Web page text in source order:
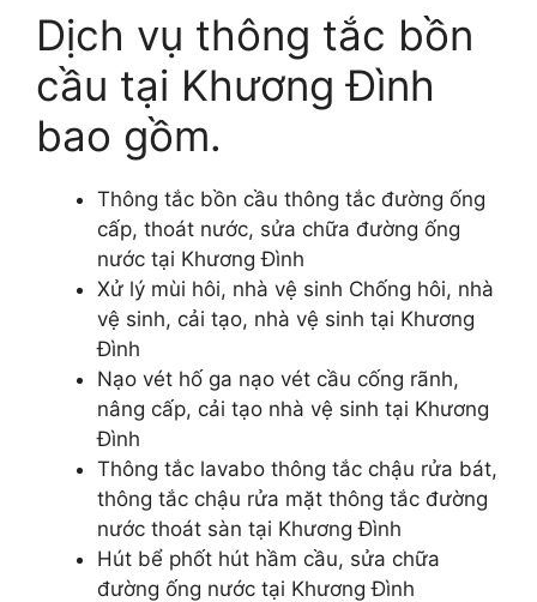
Dịch vụ thông tắc bồn
cầu tại Khương Đình
bao gồm.
Thông tắc bồn cầu thông tắc đường ống
cấp, thoát nước, sửa chữa đường ống
nước tại Khương Đình
Xử lý mùi hôi, nhà vệ sinh Chống hôi, nhà
vệ sinh, cải tạo, nhà vệ sinh tại Khương
Đình
Nạo vét hố ga nạo vét cầu cống rãnh,
nâng cấp, cải tạo nhà vệ sinh tại Khương
Đình
Thông tắc lavabo thông tắc chậu rửa bát,
thông tắc chậu rửa mặt thông tắc đường
nước thoát sàn tại Khương Đình
Hút bể phốt hút hầm cầu, sửa chữa
đường ống nước tại Khương Đình